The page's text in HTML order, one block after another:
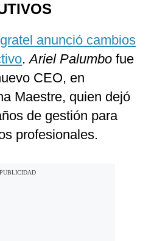
anunció cambios
.Ariel Palumbo fue
CEO, en
Maestre, quien dejó
de gestión para
profesionales.